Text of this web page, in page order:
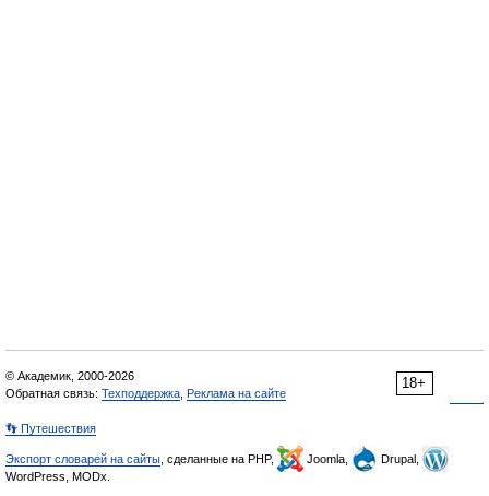
18+
© Академик, 2000-2026
Обратная связь: Техподдержка Реклама на сайте
👣 Путешествия
Экспорт словарей на сайты , сделанные на PHP, Joomla,
Drupal,
WordPress, MODx.